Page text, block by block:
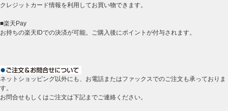
クレジットカード情報を利用してお買い物できます。
■楽天Pay
お持ちの楽天IDでの決済が可能。ご購入後にポイントが付与されます。
ネットショッピング以外にも、お電話またはファックスでのご注文も承っておりま
す。
お問合せもしくはご注文は下記までご連絡ください。